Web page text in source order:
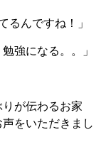
るんですね！」
強になる。。」
が伝わるお家
をいただきまし